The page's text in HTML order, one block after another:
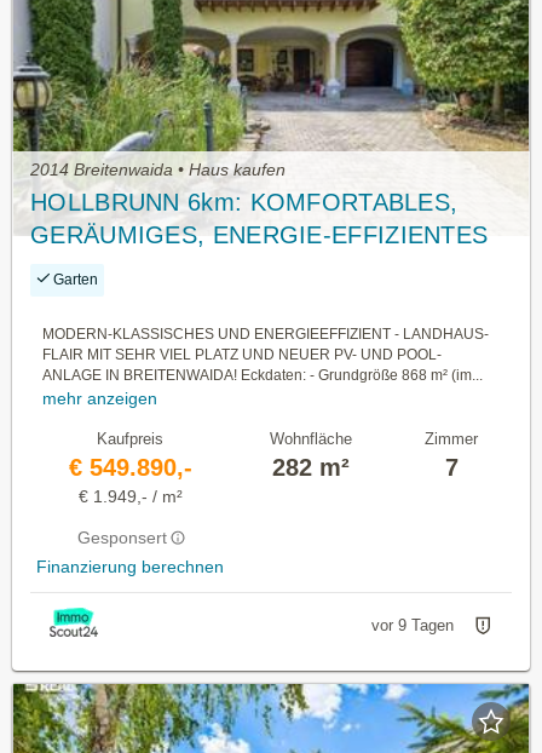
2014 Breitenwaida • Haus kaufen
HOLLBRUNN 6km: KOMFORTABLES,
GERÄUMIGES, ENERGIE-EFFIZIENTES
EINFAMILIEN- ODER
Garten
MODERN-KLASSISCHES UND ENERGIEEFFIZIENT - LANDHAUS-
FLAIR MIT SEHR VIEL PLATZ UND NEUER PV- UND POOL-
ANLAGE IN BREITENWAIDA! Eckdaten: - Grundgröße 868 m² (im...
mehr anzeigen
Kaufpreis
€ 549.890,-
€ 1.949,- / m²
Gesponsert
Finanzierung berechnen
Wohnfläche
282 m²
Zimmer
7
vor 9 Tagen